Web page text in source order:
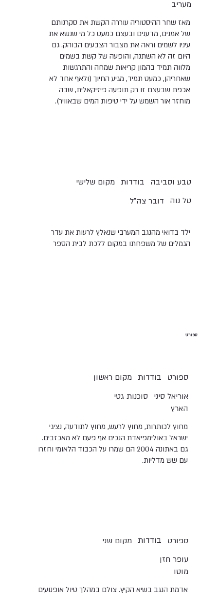
מעריב
מאז שחר ההיסטוריה עוררה הקשת את סקרנותם
של אמנים, מדענים ובעצם כמעט כל מי שנשא את
עיניו לשמים וראה את מצבור הצבעים הבוהק. גם
היום זה לא השתנה, והופעה של קשת בשמים
מלווה תמיד בהמון קריאות שמחה והתרגשות
שאחריהן, כמעט תמיד, מגיע החיוך (ולאף אחד לא
אכפת שבעצם זו רק תופעה פיזיקאלית, שבה
מוחזר אור השמש על ידי טיפות המים שבאוויר).
מקום שלישי בודדות
טבע וסביבה
דובר צה"ל
טל נוה
ילד בדואי מהנגב המערבי שנאלץ לרעות את עדר
הגמלים של משפחתו במקום ללכת לבית הספר
ספורט
מקום ראשון בודדות
ספורט
סוכנות גטי אוריאל סיני
הארץ
מחוץ לכותרות, מחוץ לרעש, מחוץ לתודעה, נציגי
ישראל באולימפיאדת הנכים אף פעם לא מאכזבים.
גם באתונה 2004 הם שמרו על הכבוד הלאומי וחזרו
עם שש מדליות.
מקום שני בודדות
ספורט
עופר חזן
מוטו
אדמת הנגב בשיא הקיץ. צולם במהלך טיול אופנועים